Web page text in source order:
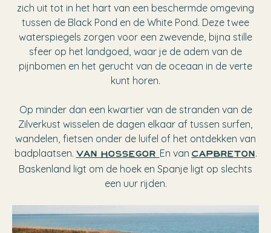
zich uit tot in het hart van een beschermde omgeving
tussen de Black Pond en de White Pond. Deze twee
waterspiegels zorgen voor een zwevende, bijna stille
sfeer op het landgoed, waar je de adem van de
pijnbomen en het gerucht van de oceaan in de verte
kunt horen.
Op minder dan een kwartier van de stranden van de
Zilverkust wisselen de dagen elkaar af tussen surfen,
wandelen, fietsen onder de luifel of het ontdekken van
badplaatsen. van Hossegor En van Capbreton.
Baskenland ligt om de hoek en Spanje ligt op slechts
een uur rijden.